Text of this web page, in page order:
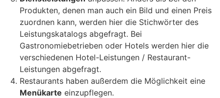
Produkten, denen man auch ein Bild und einen Preis
zuordnen kann, werden hier die Stichwörter des
Leistungskatalogs abgefragt. Bei
Gastronomiebetrieben oder Hotels werden hier die
verschiedenen Hotel-Leistungen / Restaurant-
Leistungen abgefragt.
Restaurants haben außerdem die Möglichkeit eine
Menükarte einzupflegen.